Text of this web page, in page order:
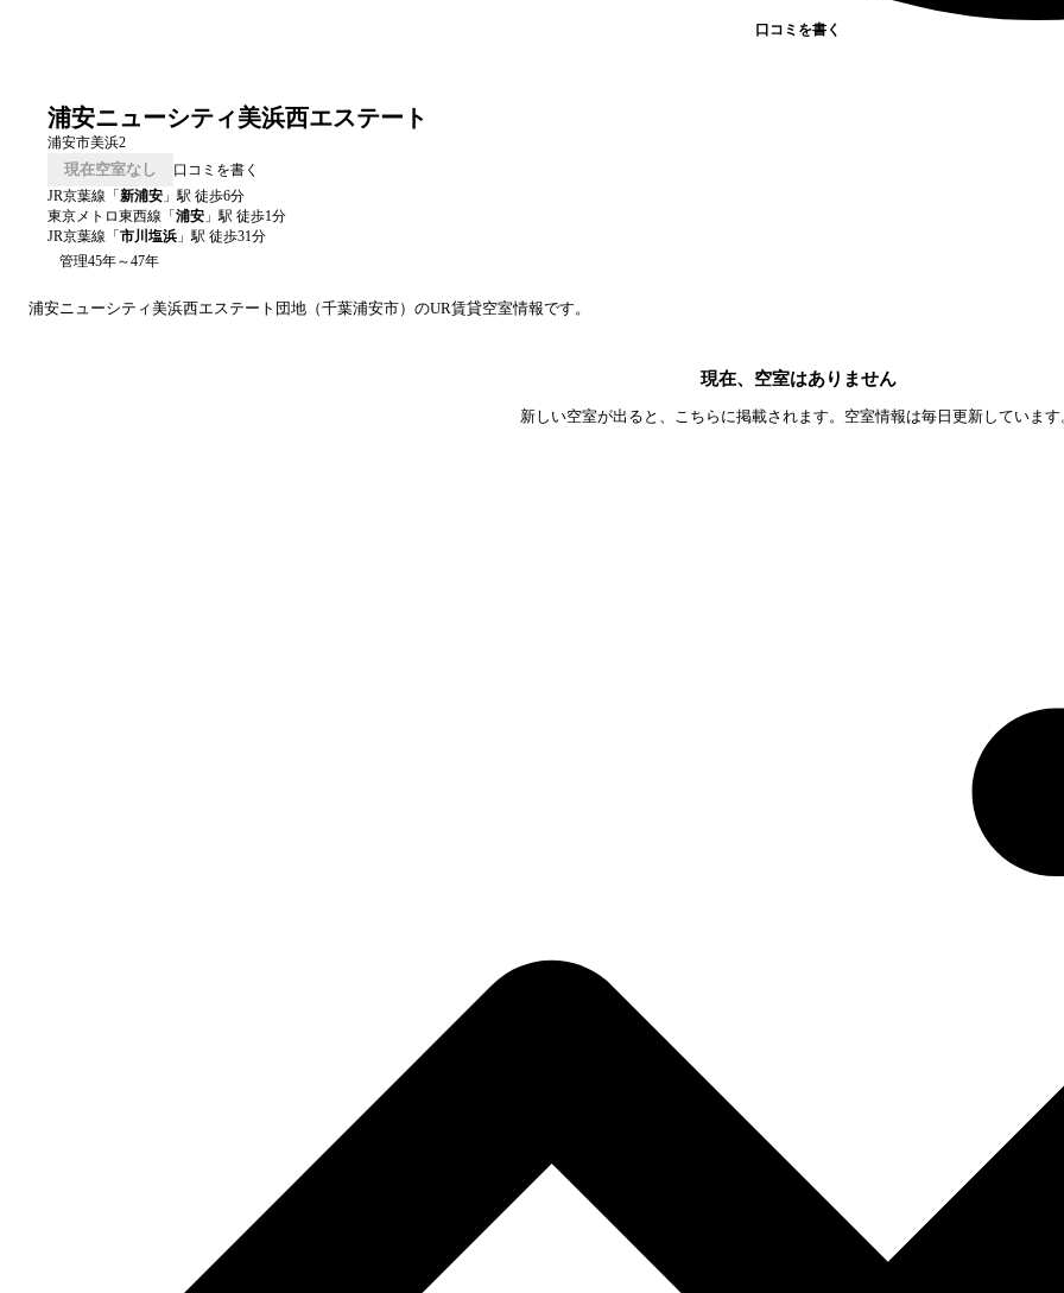
口コミを書く
浦安ニューシティ美浜西エステート
浦安市美浜2
現在空室なし
口コミを書く
JR京葉線 「 新浦安 」駅 徒歩6分
東京メトロ東西線 「 浦安 」駅 徒歩1分
JR京葉線 「 市川塩浜 」駅 徒歩31分
管理45年～47年
浦安ニューシティ美浜西エステート 団地（千葉浦安市）のUR賃貸空室情報です。
現在、空室はありません
新しい空室が出ると、こちらに掲載されます。空室情報は毎日更新しています